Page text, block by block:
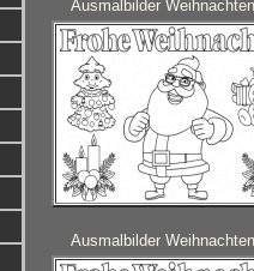
Ausmalbilder
Ausmalbilder